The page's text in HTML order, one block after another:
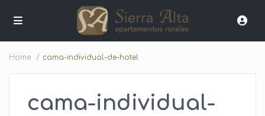
Home cama-individual-de-hotel
cama-individual-